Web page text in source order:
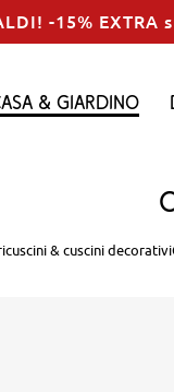
-15%
& Giardino
& cuscini decorativi